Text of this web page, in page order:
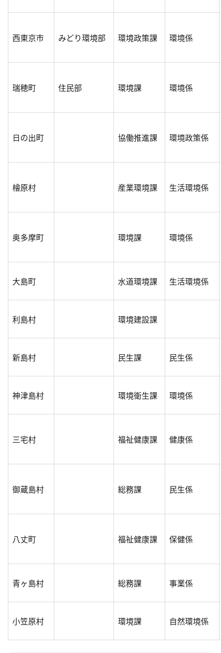
西東京市 みどり環境部 環境政策課 環境係
瑞穂町 住民部 環境課 環境係
日の出町 協働推進課 環境政策係
檜原村 産業環境課 生活環境係
奥多摩町 環境課 環境係
大島町 水道環境課 生活環境係
利島村 環境建設課
新島村 民生課 民生係
神津島村 環境衛生課 環境係
三宅村 福祉健康課 健康係
御蔵島村 総務課 民生係
八丈町 福祉健康課 保健係
青ヶ島村 総務課 事業係
小笠原村 環境課 自然環境係